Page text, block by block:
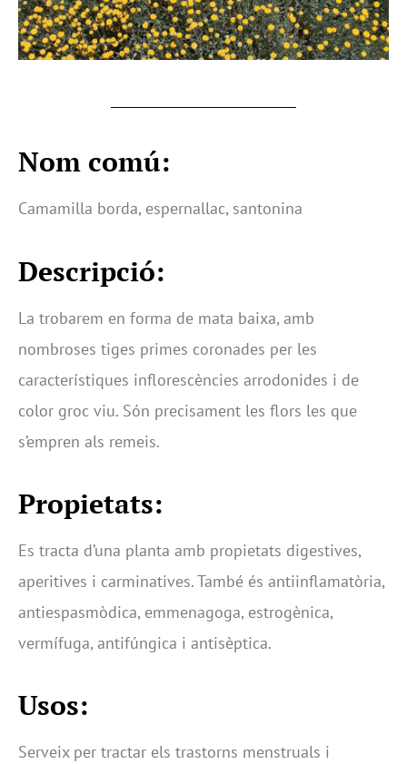
Nom comú:
Camamilla borda, espernallac, santonina
Descripció:
La trobarem en forma de mata baixa, amb
nombroses tiges primes coronades per les
característiques inflorescències arrodonides i de
color groc viu. Són precisament les flors les que
s’empren als remeis.
Propietats:
Es tracta d’una planta amb propietats digestives,
aperitives i carminatives. També és antiinflamatòria,
antiespasmòdica, emmenagoga, estrogènica,
vermífuga, antifúngica i antisèptica.
Usos:
Serveix per tractar els trastorns menstruals i